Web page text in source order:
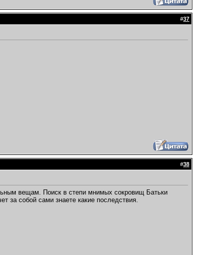
#37
#38
вещам. Поиск в степи мнимых сокровищ Батьки
за собой сами знаете какие последствия.